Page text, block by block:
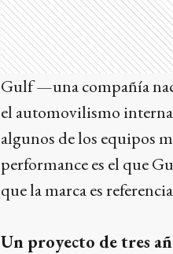
Gulf —una compañía
el automovilismo
algunos de los equipos
performance es el que
que la marca es
Un proyecto de tres